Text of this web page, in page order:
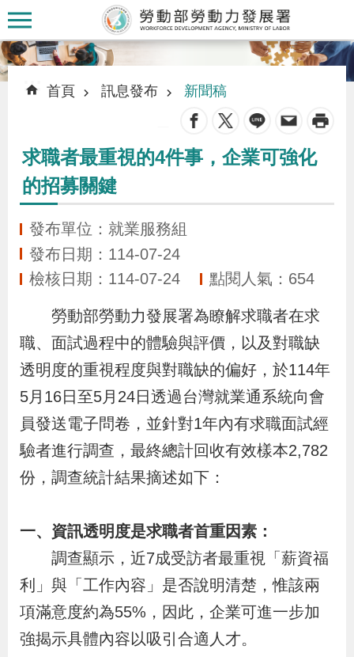
跳到主要內容區塊
認
識
署
訊
發
布
民
服
務
業
專
區
:::
::: 首頁 訊息發布 新聞稿
求職者最重視的4件事，企業可強化
的招募關鍵
發布單位：就業服務組
發布日期：114-07-24
檢核日期：114-07-24
點閱人氣：654
勞動部勞動力發展署為瞭解求職者在求
職、面試過程中的體驗與評價，以及對職缺
透明度的重視程度與對職缺的偏好，於114年
5月16日至5月24日透過台灣就業通系統向會
員發送電子問卷，並針對1年內有求職面試經
驗者進行調查，最終總計回收有效樣本2,782
份，調查統計結果摘述如下：
一、資訊透明度是求職者首重因素：
調查顯示，近7成受訪者最重視「薪資福
利」與「工作內容」是否說明清楚，惟該兩
項滿意度約為55%，因此，企業可進一步加
強揭示具體內容以吸引合適人才。